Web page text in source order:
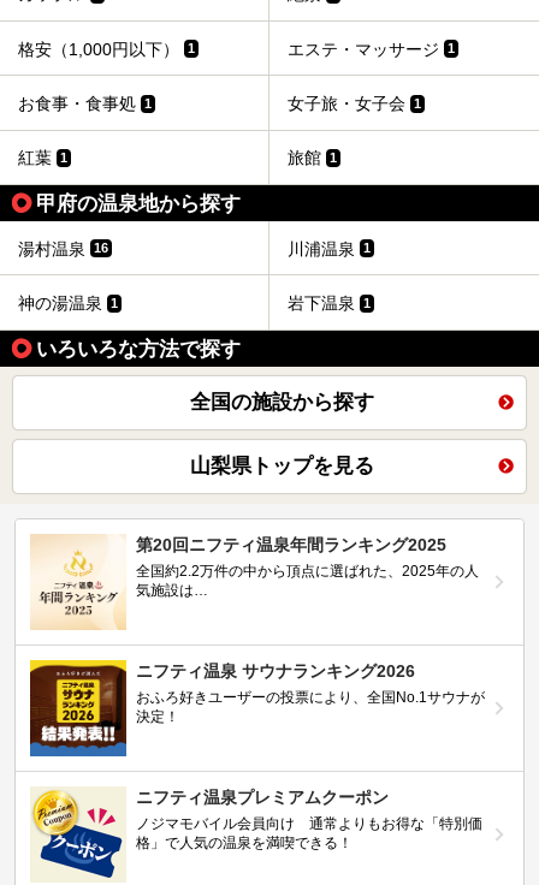
格安（1,000円以下） 1 エステ・マッサージ 1
お食事・食事処 1 女子旅・女子会 1
紅葉 1 旅館 1
甲府の温泉地から探す
湯村温泉 16 川浦温泉 1
神の湯温泉 1 岩下温泉 1
いろいろな方法で探す
全国の施設から探す
山梨県トップを見る
第20回ニフティ温泉年間ランキング2025
全国約2.2万件の中から頂点に選ばれた、2025年の人
気施設は…
ニフティ温泉 サウナランキング2026
おふろ好きユーザーの投票により、全国No.1サウナが
決定！
ニフティ温泉プレミアムクーポン
ノジマモバイル会員向け 通常よりもお得な「特別価
格」で人気の温泉を満喫できる！